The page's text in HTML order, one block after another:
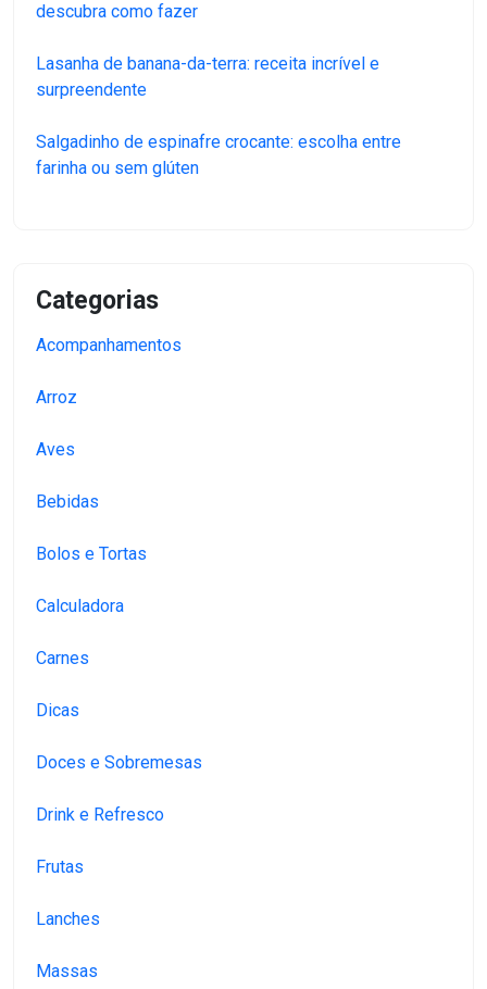
descubra como fazer
Lasanha de banana-da-terra: receita incrível e
surpreendente
Salgadinho de espinafre crocante: escolha entre
farinha ou sem glúten
Categorias
Acompanhamentos
Arroz
Aves
Bebidas
Bolos e Tortas
Calculadora
Carnes
Dicas
Doces e Sobremesas
Drink e Refresco
Frutas
Lanches
Massas